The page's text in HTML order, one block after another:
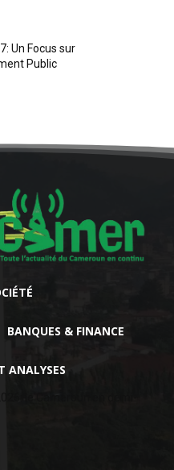
Un Focus sur
Public
BANQUES & FINANCE
ANALYSES